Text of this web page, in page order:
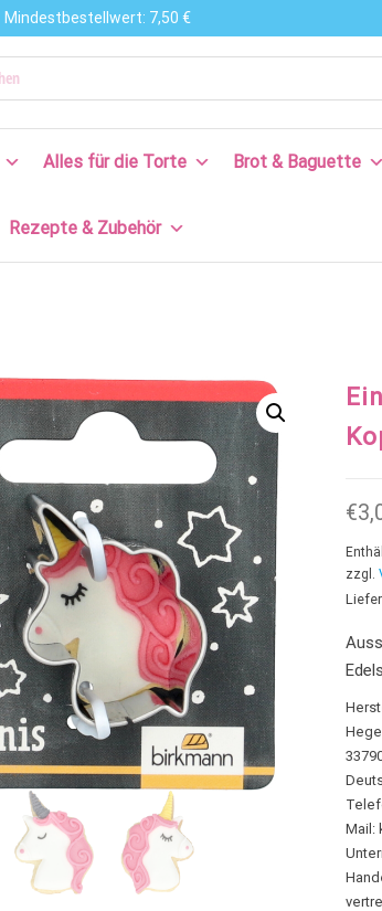
Mindestbestellwert: 7,50 €
Alles für die Torte Brot & Baguette
Rezepte & Zubehör
INNENPRÄGUNG
€
zzgl.
Mail: